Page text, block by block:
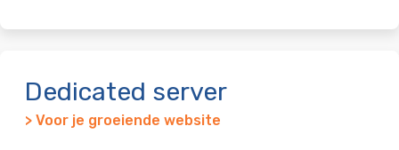
Dedicated server
> Voor je groeiende website